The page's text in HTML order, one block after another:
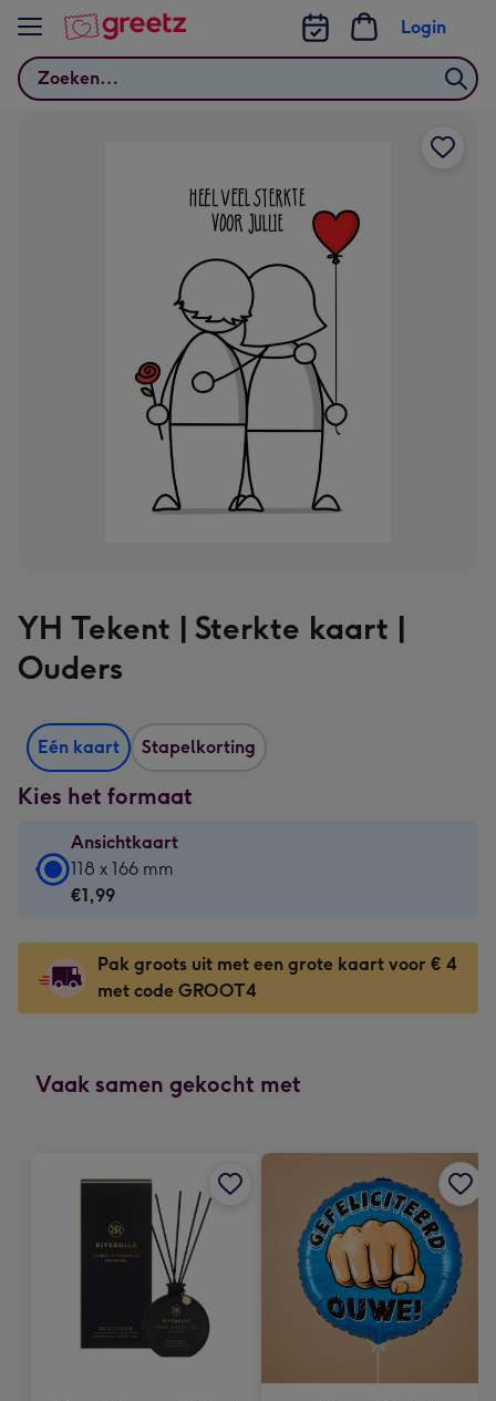
Bekijk meer
Zoeken
Login
YH Tekent | Sterkte kaart |
Ouders
Eén kaart Stapelkorting
Kies het formaat
Ansichtkaart
Ansichtkaart
-
-
118
x
-
166
118 x 166 mm
€1,99
Pak groots uit met een grote kaart voor € 4
met code GROOT4
Vaak samen gekocht met